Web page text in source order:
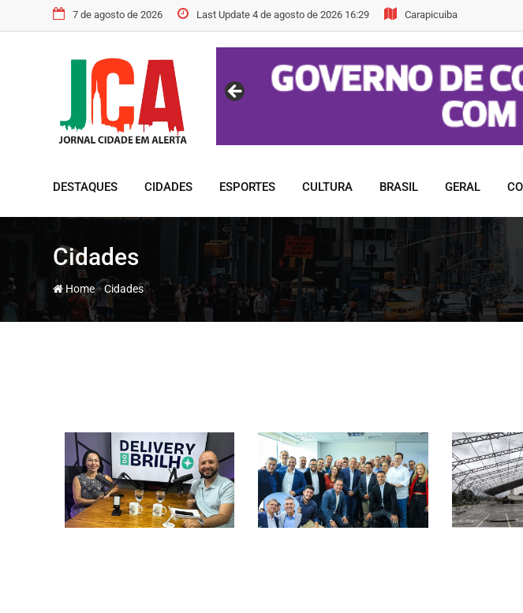
7 de agosto de 2026 Last Update 4 de agosto de 2026 16:29 Carapicuiba
DESTAQUES CIDADES ESPORTES CULTURA BRASIL GERAL
Cidades
Home-Cidades